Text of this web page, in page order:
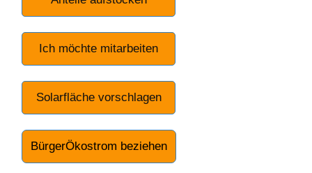
Ich möchte mitarbeiten
Solarfläche vorschlagen
BürgerÖkostrom beziehen